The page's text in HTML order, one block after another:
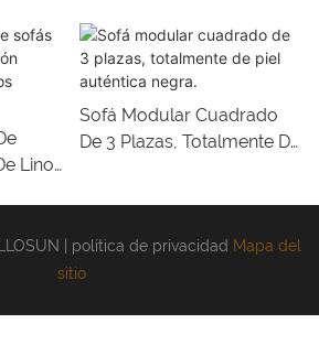
Lino,
Sofá Modular Cuadrado
De 3 Plazas, Totalmente De
| política de privacidad Mapa del
sitio